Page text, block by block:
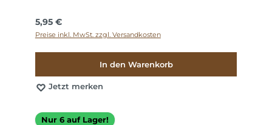
Regulärer Preis:
5,95 €
Preise inkl. MwSt. zzgl. Versandkosten
In den Warenkorb
Jetzt merken
Nur 6 auf Lager!